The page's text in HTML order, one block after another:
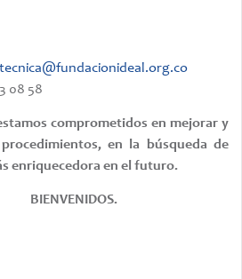
08 58
comprometidos en mejorar y
en la búsqueda de
enriquecedora en el futuro.
BIENVENIDOS.